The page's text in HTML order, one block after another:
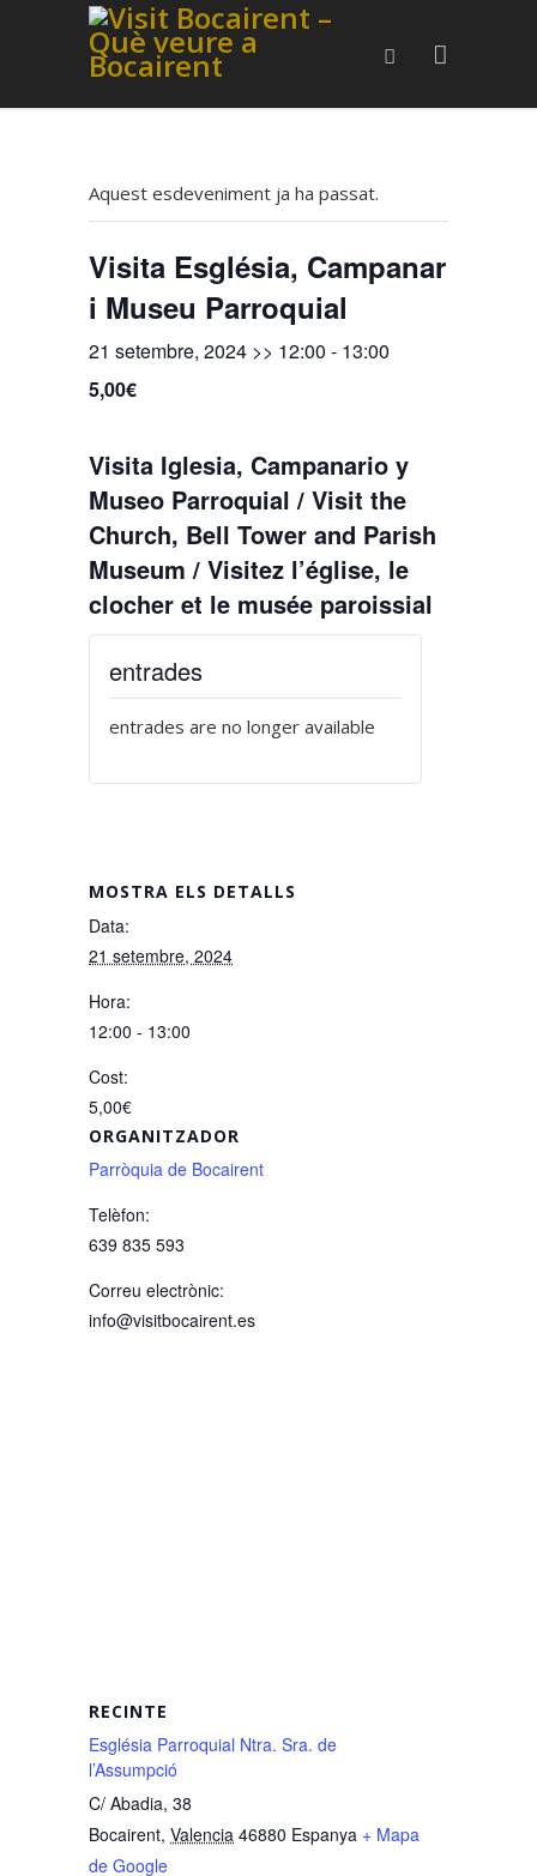
Aquest esdeveniment ja ha passat.
Visita Església, Campanar
i Museu Parroquial
21 setembre, 2024 >> 12:00 - 13:00
5,00€
Visita Iglesia, Campanario y
Museo Parroquial / Visit the
Church, Bell Tower and Parish
Museum / Visitez l’église, le
clocher et le musée paroissial
MOSTRA ELS DETALLS
Data:
21 setembre, 2024
Hora:
12:00 - 13:00
Cost:
5,00€
ORGANITZADOR
Parròquia de Bocairent
Telèfon:
639 835 593
Correu electrònic:
info@visitbocairent.es
RECINTE
Església Parroquial Ntra. Sra. de
l’Assumpció
C/ Abadia, 38
Bocairent, Valencia 46880 Espanya + Mapa
de Google
entrades
entrades are no longer available